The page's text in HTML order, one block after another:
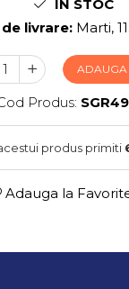
in limba
de societate
IN STOC
livrare:Marti,
ADAUGA
Produs:
produs primiti
Adauga la